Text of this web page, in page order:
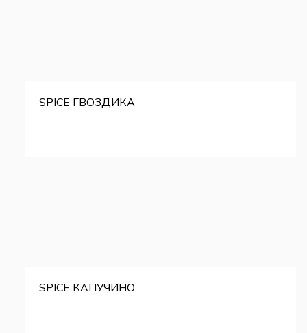
SPICE ГВОЗДИКА
SPICE КАПУЧИНО